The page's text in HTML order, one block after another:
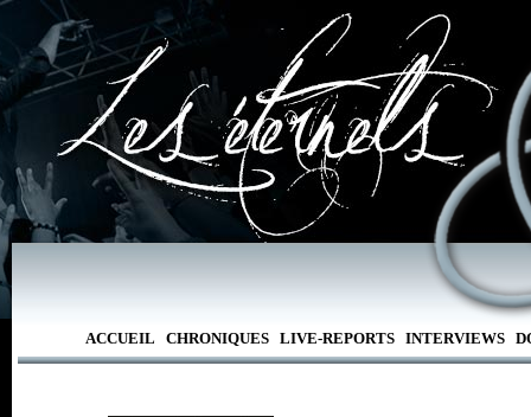
ACCUEIL CHRONIQUES LIVE-REPORTS INTERVIEWS